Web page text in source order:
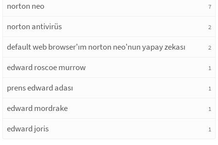
norton neo 7
norton antivirüs 2
default web browser'ım norton neo'nun yapay zekası 2
edward roscoe murrow 1
prens edward adası 1
edward mordrake 1
edward joris 1